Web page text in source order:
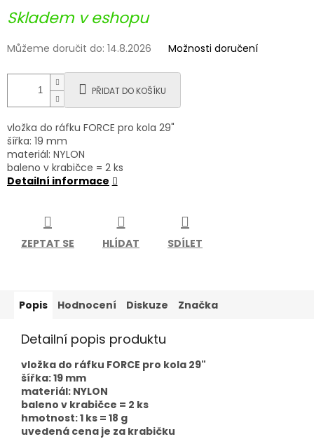
cena:
Skladem v eshopu
Můžeme doručit do: 14.8.2026 Možnosti doručení
PŘIDAT DO KOŠÍKU
vložka do ráfku FORCE pro kola 29"
šířka: 19 mm
materiál: NYLON
baleno v krabičce = 2 ks
Detailní informace
ZEPTAT SE HLÍDAT SDÍLET
Popis Hodnocení Diskuze Značka
Detailní popis produktu
vložka do ráfku FORCE pro kola 29"
šířka: 19 mm
materiál: NYLON
baleno v krabičce = 2 ks
hmotnost: 1 ks = 18 g
uvedená cena je za krabičku